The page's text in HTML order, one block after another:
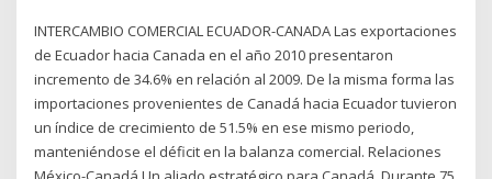
INTERCAMBIO COMERCIAL ECUADOR-CANADA Las exportaciones
de Ecuador hacia Canada en el año 2010 presentaron
incremento de 34.6% en relación al 2009. De la misma forma las
importaciones provenientes de Canadá hacia Ecuador tuvieron
un índice de crecimiento de 51.5% en ese mismo periodo,
manteniéndose el déficit en la balanza comercial. Relaciones